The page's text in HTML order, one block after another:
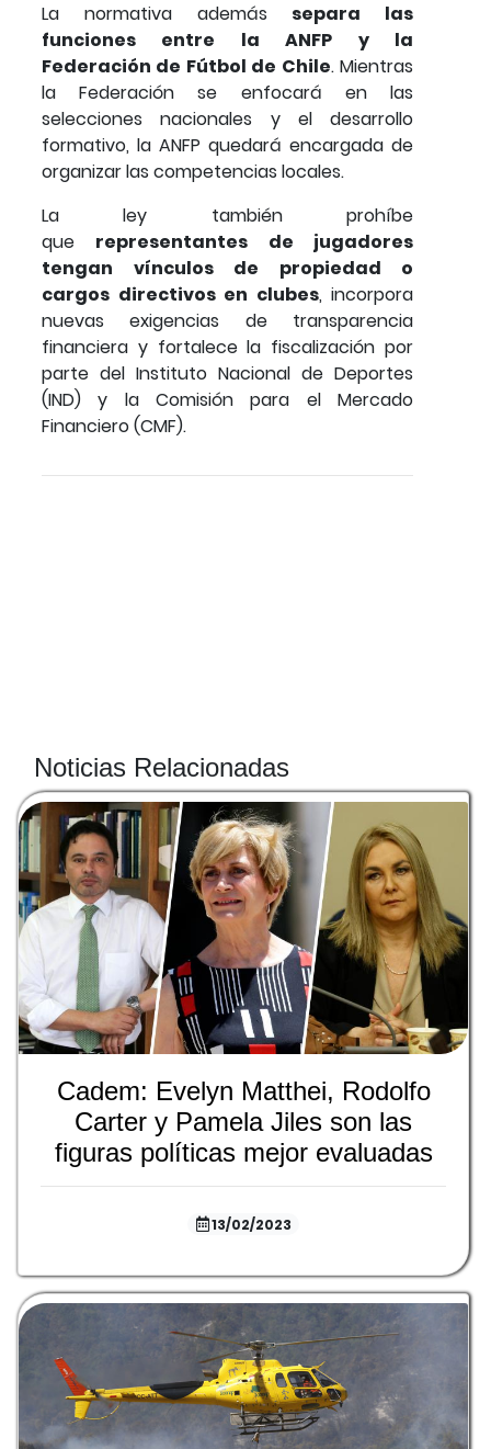
La normativa además separa las
funciones entre la ANFP y la
Federación de Fútbol de Chile. Mientras
la Federación se enfocará en las
selecciones nacionales y el desarrollo
formativo, la ANFP quedará encargada de
organizar las competencias locales.
La ley también prohíbe
que representantes de jugadores
tengan vínculos de propiedad o
cargos directivos en clubes, incorpora
nuevas exigencias de transparencia
financiera y fortalece la fiscalización por
parte del Instituto Nacional de Deportes
(IND) y la Comisión para el Mercado
Financiero (CMF).
Noticias Relacionadas
Cadem: Evelyn Matthei, Rodolfo
Carter y Pamela Jiles son las
figuras políticas mejor evaluadas
13/02/2023